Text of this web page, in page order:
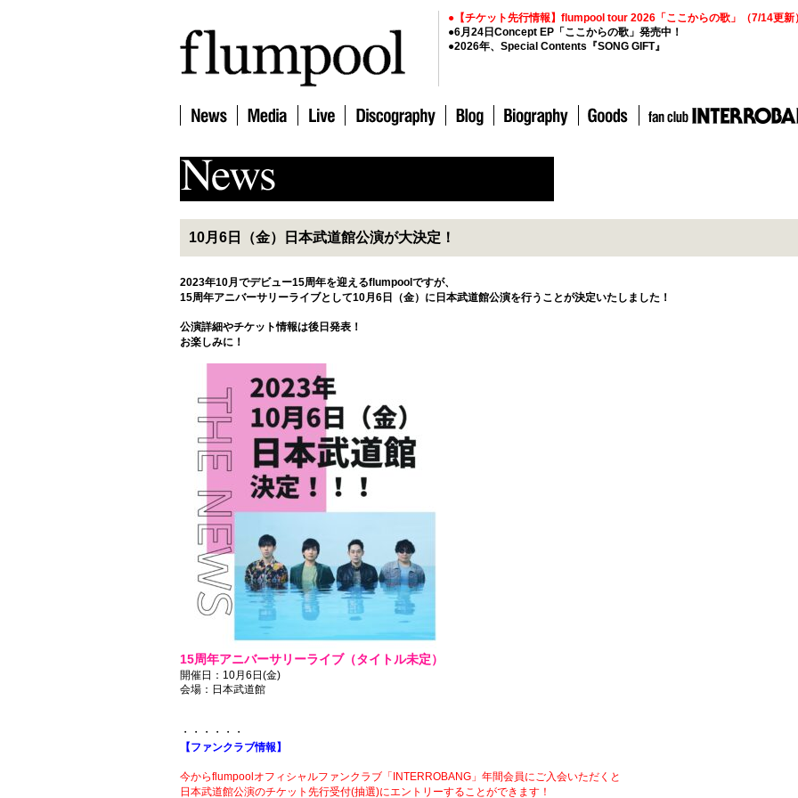
●【チケット先行情報】flumpool tour 2026「ここからの歌」（7/14更新
●6月24日Concept EP「ここからの歌」発売中！
●2026年、Special Contents『SONG GIFT』
10月6日（金）日本武道館公演が大決定！
2023年10月でデビュー15周年を迎えるflumpoolですが、
15周年アニバーサリーライブとして10月6日（金）に日本武道館公演を行うことが決定いたしました！
公演詳細やチケット情報は後日発表！
お楽しみに！
15周年アニバーサリーライブ（タイトル未定）
開催日：10月6日(金)
会場：日本武道館
・・・・・・
【ファンクラブ情報】
今からflumpoolオフィシャルファンクラブ「INTERROBANG」年間会員にご入会いただくと
日本武道館公演のチケット先行受付(抽選)にエントリーすることができます！